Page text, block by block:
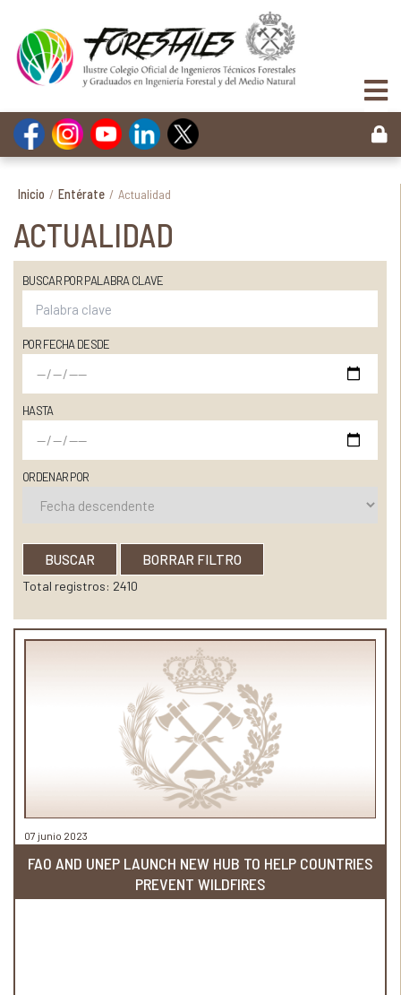
Inicio / Entérate / Actualidad
ACTUALIDAD
BUSCAR POR PALABRA CLAVE
POR FECHA DESDE
HASTA
ORDENAR POR
BUSCAR BORRAR FILTRO
Total registros: 2410
07 junio 2023
FAO AND UNEP LAUNCH NEW HUB TO HELP COUNTRIES
PREVENT WILDFIRES